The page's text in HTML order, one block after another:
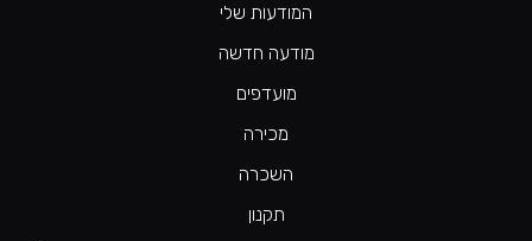
המודעות שלי
מודעה חדשה
מועדפים
מכירה
השכרה
תקנון